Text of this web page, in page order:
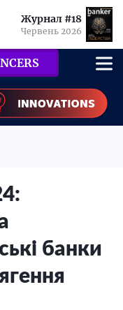
Журнал #18
Червень 2026
банки